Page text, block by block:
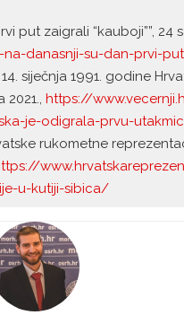
put zaigrali “kauboji””, 24
danasnji-su-dan-prvi-
siječnja 1991. godine
2021., https://
je-odigrala-prvu-
rukometne
u-kutiji-sibica/